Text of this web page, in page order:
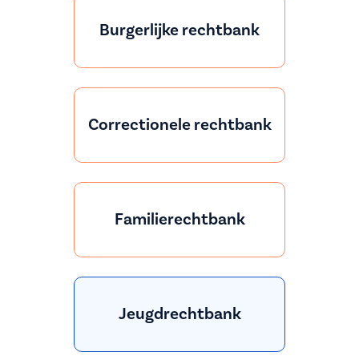
Burgerlijke rechtbank
Correctionele rechtbank
Familierechtbank
Jeugdrechtbank